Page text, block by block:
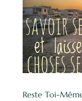
Reste Toi-